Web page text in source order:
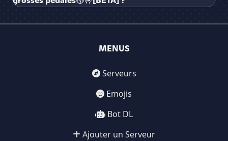
MENUS
Serveurs
Emojis
Bot DL
Ajouter un Serveur